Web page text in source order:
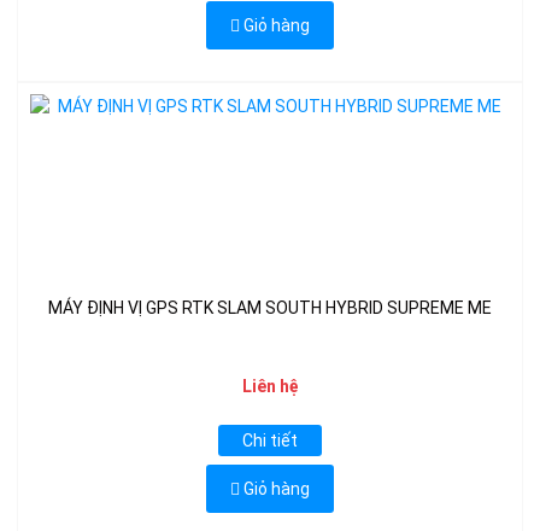
Giỏ hàng
MÁY ĐỊNH VỊ GPS RTK SLAM SOUTH HYBRID SUPREME ME
Liên hệ
Chi tiết
Giỏ hàng